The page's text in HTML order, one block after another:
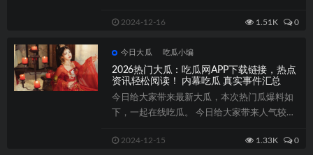
2024-12-16 1.51K 0
今日大瓜 吃瓜小编
2026热门大瓜：吃瓜网APP下载链接，热点
资讯轻松阅读！ 内幕吃瓜 真实事件汇总
今日给大家带来最新大瓜，本次热门瓜爆料如
下，一起在线吃瓜。 今日给大家带来人气较高
2024-12-15 1.33K 0